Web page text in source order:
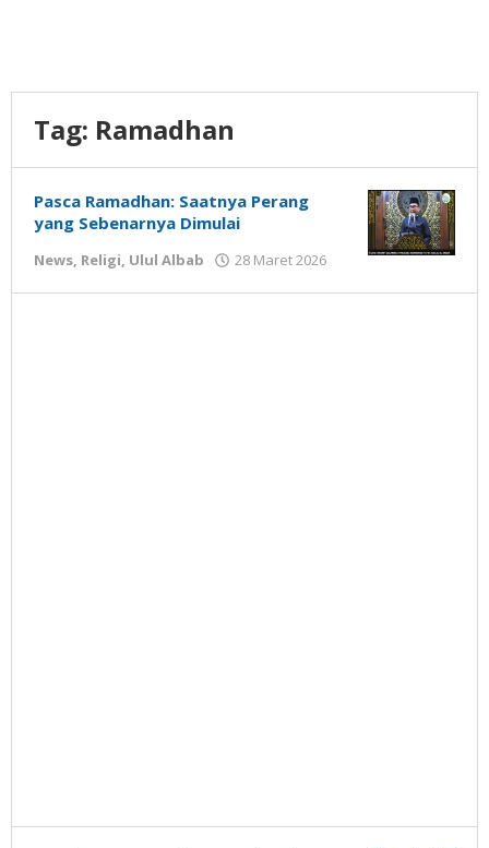
Tag: Ramadhan
Pasca Ramadhan: Saatnya Perang
yang Sebenarnya Dimulai
News, Religi, Ulul Albab 28 Maret 2026
oleh
Susanto